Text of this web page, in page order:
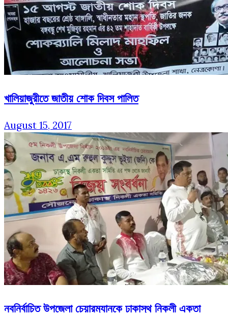
খালিয়াজুরীতে জাতীয় শোক দিবস পালিত
August 15, 2017
নবনির্বাচিত উপজেলা চেয়ারম্যানকে ঢাকাস্থ নিকলী একতা